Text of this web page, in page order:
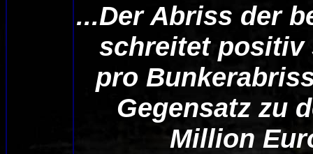
...Der Abriss der
schreitet positiv
pro
Gegensatz zu
Million